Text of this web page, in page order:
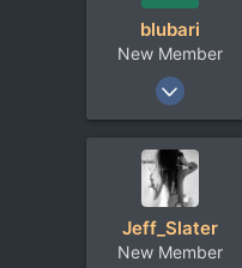
blubari
New Member
5 Окт 2010
8
Jeff_Slater
New Member